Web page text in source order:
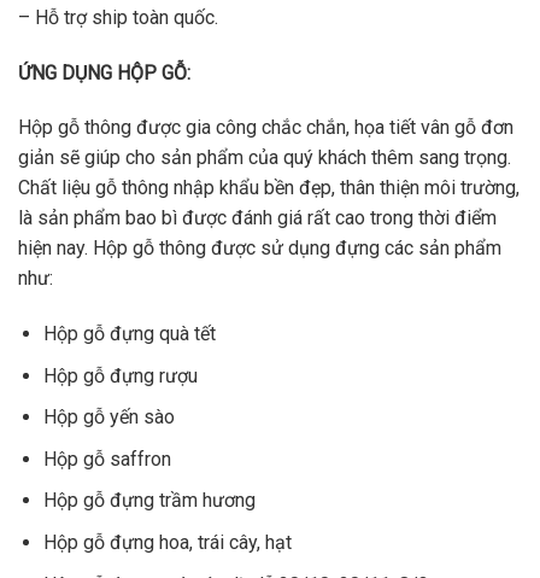
– Hỗ trợ ship toàn quốc.
ỨNG DỤNG HỘP GỖ:
Hộp gỗ thông được gia công chắc chắn, họa tiết vân gỗ đơn
giản sẽ giúp cho sản phẩm của quý khách thêm sang trọng.
Chất liệu gỗ thông nhập khẩu bền đẹp, thân thiện môi trường,
là sản phẩm bao bì được đánh giá rất cao trong thời điểm
hiện nay. Hộp gỗ thông được sử dụng đựng các sản phẩm
như:
Hộp gỗ đựng quà tết
Hộp gỗ đựng rượu
Hộp gỗ yến sào
Hộp gỗ saffron
Hộp gỗ đựng trầm hương
Hộp gỗ đựng hoa, trái cây, hạt